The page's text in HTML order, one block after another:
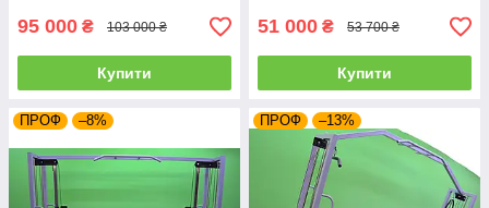
95 000 ₴ 103 000 ₴
Купити
51 000 ₴ 53 700 ₴
Купити
ПРОФ –8% ПРОФ –13%